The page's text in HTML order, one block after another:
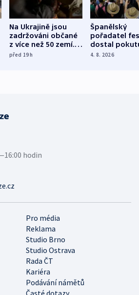
Na Ukrajině jsou
zadržováni občané
z více než 50 zemí.
Bojovali na straně
před 19h
Španělský
pořadatel
dostal
nekalé
4. 8. 2026
Pro média
Reklama
Studio Brno
Studio Ostrava
Rada ČT
Kariéra
Podávání námětů
hodin